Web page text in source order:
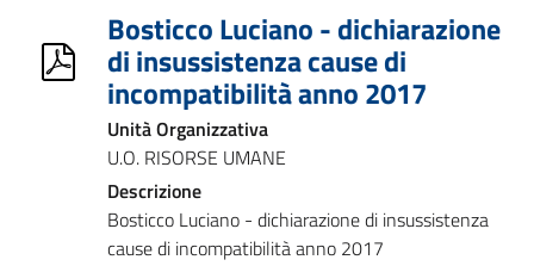
Bosticco Luciano - dichiarazione
di insussistenza cause di
incompatibilità anno 2017
Unità Organizzativa
U.O. RISORSE UMANE
Descrizione
Bosticco Luciano - dichiarazione di insussistenza
cause di incompatibilità anno 2017